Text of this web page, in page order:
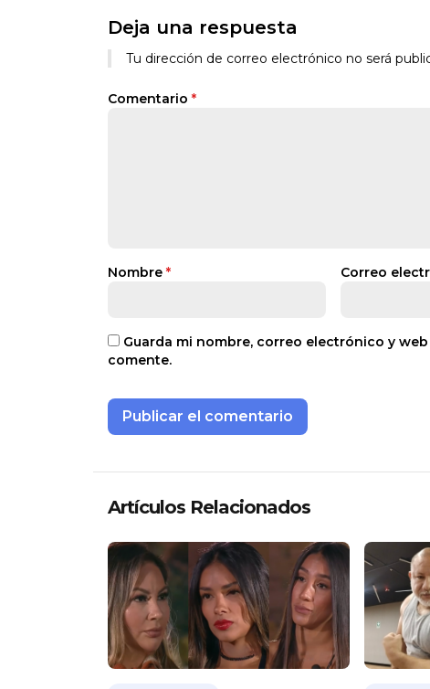
Deja una respuesta
Tu dirección de correo electrónico no será
Comentario *
Nombre * Correo
Guarda mi nombre, correo electrónico y
comente.
Artículos Relacionados